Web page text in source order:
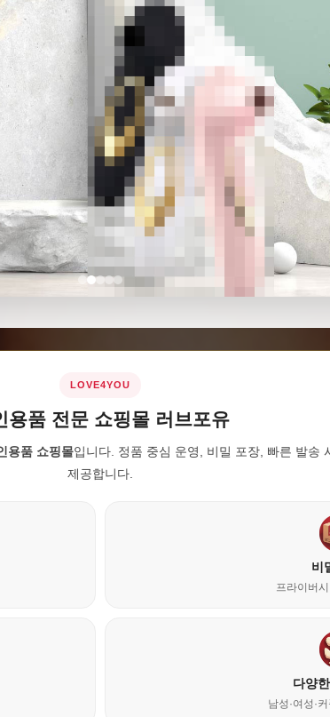
LOVE4YOU
용품 전문 쇼핑몰 러브포유
용품 쇼핑몰입니다. 정품 중심 운영, 비밀 포장, 빠른 발송
제공합니다.
비
프라이버
다양
남성·여성·